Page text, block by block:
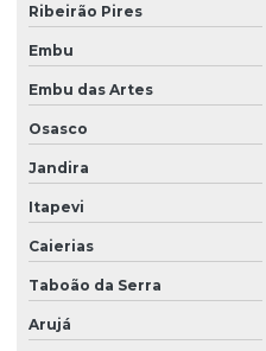
Ribeirão Pires
Embu
Embu das Artes
Osasco
Jandira
Itapevi
Caierias
Taboão da Serra
Arujá